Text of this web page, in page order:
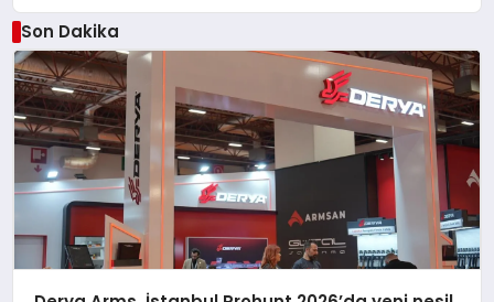
Son Dakika